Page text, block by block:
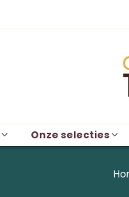
Onze selecties